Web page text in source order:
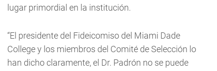
lugar primordial en la institución.
“El presidente del Fideicomiso del Miami Dade
College y los miembros del Comité de Selección lo
han dicho claramente, el Dr. Padrón no se puede